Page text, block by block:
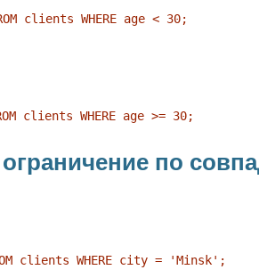
clients WHERE age < 30;
clients WHERE age >= 30;
по
clients WHERE city = 'Minsk';